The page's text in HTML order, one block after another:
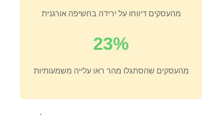
מהעסקים דיווחו על ירידה בחשיפה אורגנית
23%
מהעסקים שהסתגלו מהר ראו עלייה משמעותיות